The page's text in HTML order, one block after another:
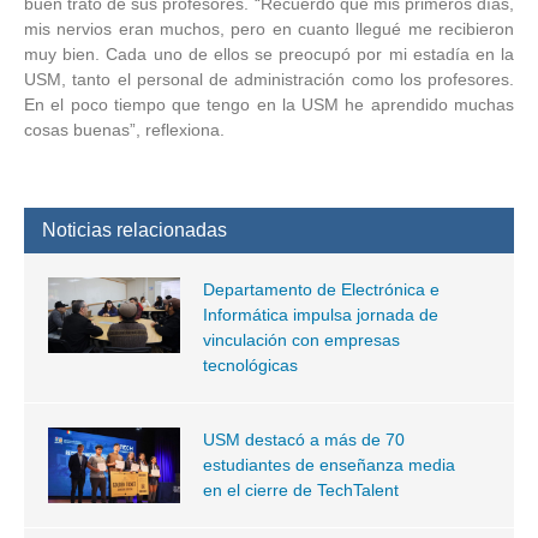
buen trato de sus profesores. “Recuerdo que mis primeros días,
mis nervios eran muchos, pero en cuanto llegué me recibieron
muy bien. Cada uno de ellos se preocupó por mi estadía en la
USM, tanto el personal de administración como los profesores.
En el poco tiempo que tengo en la USM he aprendido muchas
cosas buenas”, reflexiona.
Noticias relacionadas
Departamento de Electrónica e
Informática impulsa jornada de
vinculación con empresas
tecnológicas
USM destacó a más de 70
estudiantes de enseñanza media
en el cierre de TechTalent